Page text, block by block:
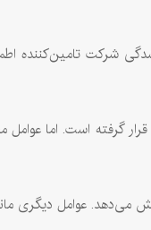
شدگی شرکت تامین‌کننده
گرفته است. اما
می‌دهد. عوامل